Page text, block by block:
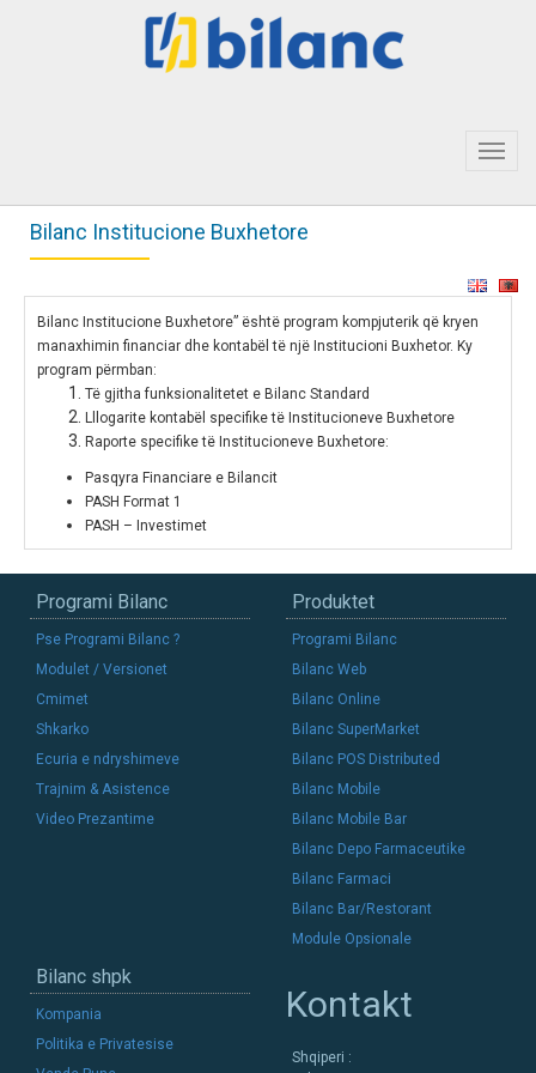
Bilanc Institucione Buxhetore
Bilanc Institucione Buxhetore” është program kompjuterik që kryen
manaxhimin financiar dhe kontabël të një Institucioni Buxhetor. Ky
program përmban:
Të gjitha funksionalitetet e Bilanc Standard
Lllogarite kontabël specifike të Institucioneve Buxhetore
Raporte specifike të Institucioneve Buxhetore:
Pasqyra Financiare e Bilancit
PASH Format 1
PASH – Investimet
Programi Bilanc
Pse Programi Bilanc ?
Modulet / Versionet
Cmimet
Shkarko
Ecuria e ndryshimeve
Trajnim & Asistence
Video Prezantime
Produktet
Programi Bilanc
Bilanc Web
Bilanc Online
Bilanc SuperMarket
Bilanc POS Distributed
Bilanc Mobile
Bilanc Mobile Bar
Bilanc Depo Farmaceutike
Bilanc Farmaci
Bilanc Bar/Restorant
Module Opsionale
Bilanc shpk
Kompania
Politika e Privatesise
Kontakt
Shqiperi :